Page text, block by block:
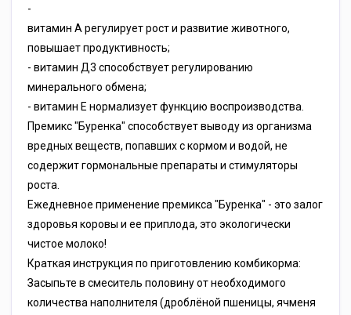
-
витамин А регулирует рост и развитие животного,
повышает продуктивность;
- витамин Д3 способствует регулированию
минерального обмена;
- витамин Е нормализует функцию воспроизводства.
Премикс "Буренка" способствует выводу из организма
вредных веществ, попавших с кормом и водой, не
содержит гормональные препараты и стимуляторы
роста.
Ежедневное применение премикса "Буренка" - это залог
здоровья коровы и ее приплода, это экологически
чистое молоко!
Краткая инструкция по приготовлению комбикорма:
Засыпьте в смеситель половину от необходимого
количества наполнителя (дроблёной пшеницы, ячменя